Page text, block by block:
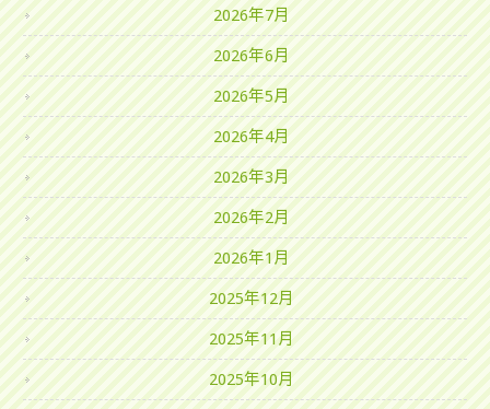
2026年7月
2026年6月
2026年5月
2026年4月
2026年3月
2026年2月
2026年1月
2025年12月
2025年11月
2025年10月